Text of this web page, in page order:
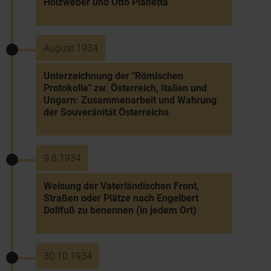
August 1934
Unterzeichnung der "Römischen
Protokolle" zw. Österreich, Italien und
Ungarn: Zusammenarbeit und Wahrung
der Souveränität Österreichs
9.8.1934
Weisung der Vaterländischen Front,
Straßen oder Plätze nach Engelbert
Dollfuß zu benennen (in jedem Ort)
30.10.1934